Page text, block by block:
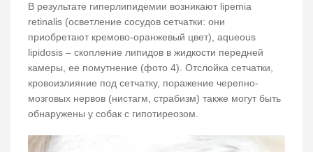
В результате гиперлипидемии возникают lipemia
retinalis (осветление сосудов сетчатки: они
приобретают кремово-оранжевый цвет), aqueous
lipidosis – скопление липидов в жидкости передней
камеры, ее помутнение (фото 4). Отслойка сетчатки,
кровоизлияние под сетчатку, поражение черепно-
мозговых нервов (нистагм, страбизм) также могут быть
обнаружены у собак с гипотиреозом.